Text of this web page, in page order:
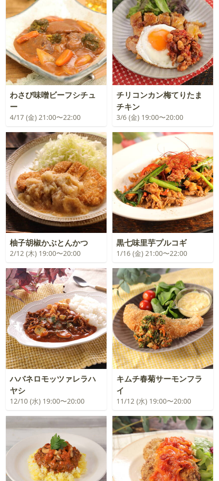
わさび味噌ビーフシチュ
ー
4/17 (金) 21:00〜22:00
チリコンカン梅てりたま
チキン
3/6 (金) 19:00〜20:00
柚子胡椒かぶとんかつ
2/12 (木) 19:00〜20:00
黒七味里芋プルコギ
1/16 (金) 21:00〜22:00
ハバネロモッツァレラハ
ヤシ
12/10 (水) 19:00〜20:00
キムチ春菊サーモンフラ
イ
11/12 (水) 19:00〜20:00